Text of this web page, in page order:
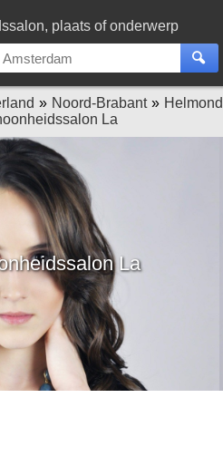
plaats of onderwerp
Noord-Brabant
Helmond
La
La